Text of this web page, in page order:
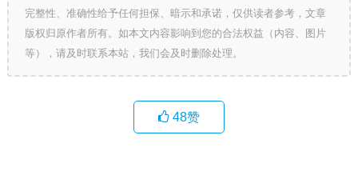
完整性、准确性给予任何担保、暗示和承诺，仅供读者参考，文章
版权归原作者所有。如本文内容影响到您的合法权益（内容、图片
等），请及时联系本站，我们会及时删除处理。
48赞